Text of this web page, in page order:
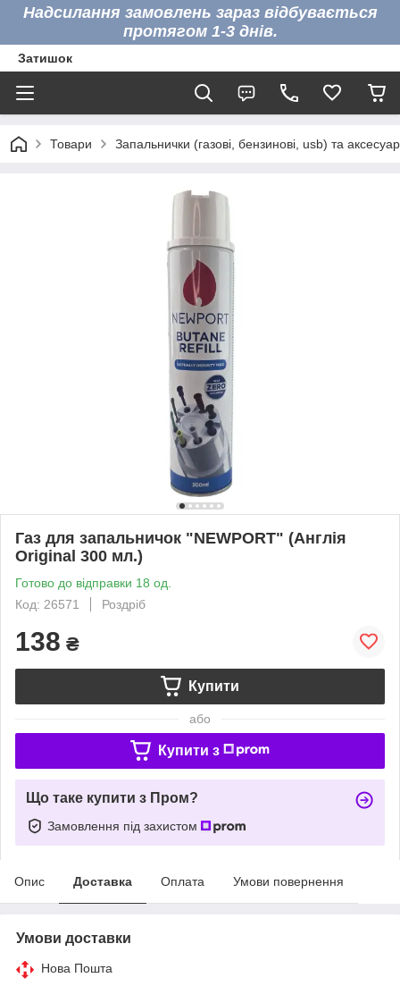
Надсилання замовлень зараз відбувається
протягом 1-3 днів.
Затишок
Товари Запальнички (газові, бензинові, usb) та
Газ для запальничок "NEWPORT" (Англія
Original 300 мл.)
Готово до відправки 18 од.
Код: 26571
Роздріб
138 ₴
Купити
або
Купити з
Що таке купити з Пром?
Замовлення під захистом
Опис Доставка Оплата Умови повернення
Умови доставки
Нова Пошта